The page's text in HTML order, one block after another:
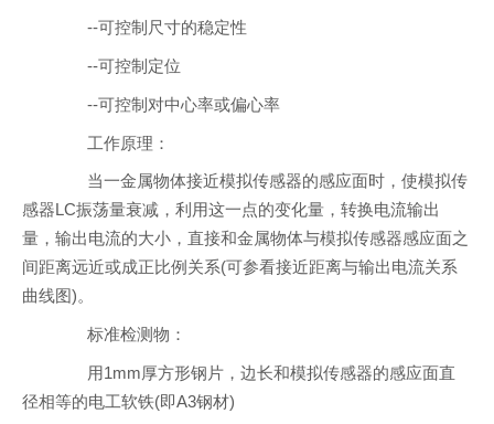
--可控制尺寸的稳定性
--可控制定位
--可控制对中心率或偏心率
工作原理：
当一金属物体接近模拟传感器的感应面时，使模拟传
感器LC振荡量衰减，利用这一点的变化量，转换电流输出
量，输出电流的大小，直接和金属物体与模拟传感器感应面之
间距离远近或成正比例关系(可参看接近距离与输出电流关系
曲线图)。
标准检测物：
用1mm厚方形钢片，边长和模拟传感器的感应面直
径相等的电工软铁(即A3钢材)